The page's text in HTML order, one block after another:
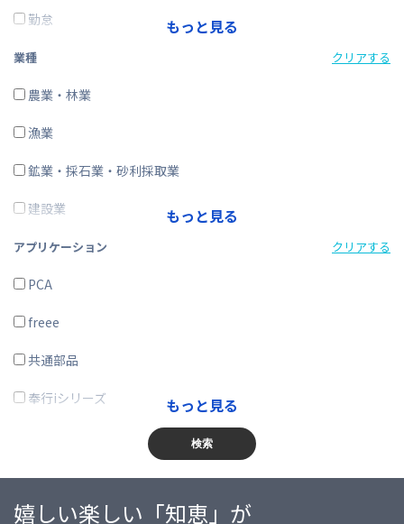
勤怠
経費精算
CRM・SFA
ERP
在庫購買
その他
もっと見る
業種 クリアする
農業・林業
漁業
鉱業・採石業・砂利採取業
建設業
製造業
電気・ガス・熱供給・水道業
情報通信業
運輸業、郵便業
卸売業、小売業
学術研究・専門・技術サービス業
もっと見る
アプリケーション クリアする
PCA
freee
共通部品
奉行iシリーズ
勘定奉行
もっと見る
検索
嬉しい楽しい「知恵」が